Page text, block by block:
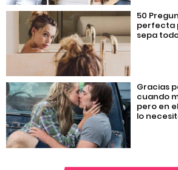
50
perfecta
sepa
Gracias
cuando
pero en
lo